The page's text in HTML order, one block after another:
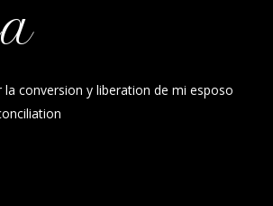
la conversion y liberation de mi esposo